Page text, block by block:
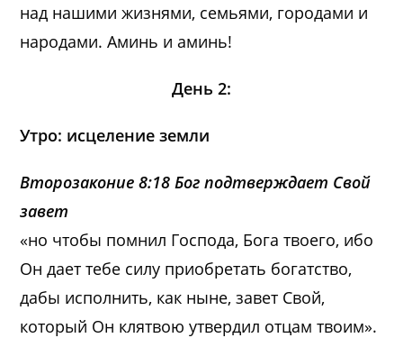
над нашими жизнями, семьями, городами и
народами. Аминь и аминь!
День 2:
Утро: исцеление земли
Второзаконие 8:18 Бог подтверждает Свой
завет
«но чтобы помнил Господа, Бога твоего, ибо
Он дает тебе силу приобретать богатство,
дабы исполнить, как ныне, завет Свой,
который Он клятвою утвердил отцам твоим».